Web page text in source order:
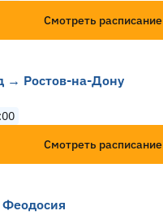
Смотреть расписание
→ Ростов-на-Дону
Смотреть расписание